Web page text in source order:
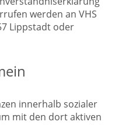
werden an VHS
Lippstadt oder
innerhalb sozialer
mit den dort aktiven